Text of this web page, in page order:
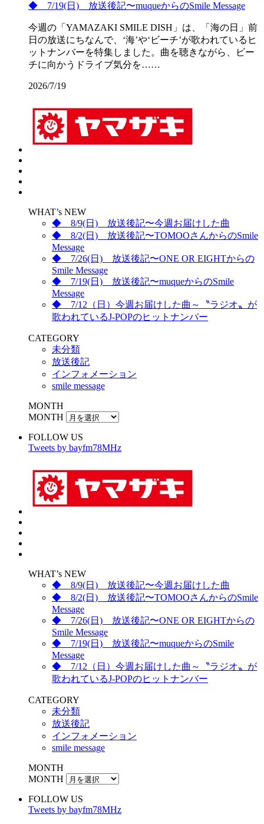
◆ 7/19(日) 放送後記〜muqueからのSmile Message
今週の「YAMAZAKI SMILE DISH」は、「海の日」前
日の放送にちなんで、‘海’や‘ビーチ’が歌われているヒ
ットナンバーを特集しました。曲を聴きながら、ビー
チに向かうドライブ気分を……
2026/7/19
WHAT’s NEW
◆ 8/9(日) 放送後記〜今週お届けした曲
◆ 8/2(日) 放送後記〜TOMOOさんからのSmile
Message
◆ 7/26(日) 放送後記〜ONE OR EIGHTからの
Smile Message
◆ 7/19(日) 放送後記〜muqueからのSmile
Message
◆ 7/12（日）今週お届けした曲～〝ラジオ〟が
歌われているJ-POPのヒットナンバー
CATEGORY
未分類
放送後記
インフォメーション
smile message
MONTH
MONTH
FOLLOW US
Tweets by bayfm78MHz
WHAT’s NEW
◆ 8/9(日) 放送後記〜今週お届けした曲
◆ 8/2(日) 放送後記〜TOMOOさんからのSmile
Message
◆ 7/26(日) 放送後記〜ONE OR EIGHTからの
Smile Message
◆ 7/19(日) 放送後記〜muqueからのSmile
Message
◆ 7/12（日）今週お届けした曲～〝ラジオ〟が
歌われているJ-POPのヒットナンバー
CATEGORY
未分類
放送後記
インフォメーション
smile message
MONTH
MONTH
FOLLOW US
Tweets by bayfm78MHz